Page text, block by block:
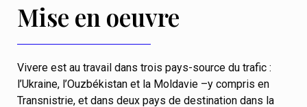
Mise en oeuvre
Vivere est au travail dans trois pays-source du trafic :
l’Ukraine, l’Ouzbékistan et la Moldavie –y compris en
Transnistrie, et dans deux pays de destination dans la